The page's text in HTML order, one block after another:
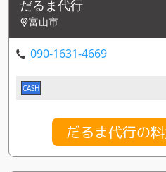
だるま代行
富山市
090-1631-4669
CASH
だるま代行の